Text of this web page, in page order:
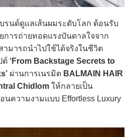
รนด์ดูแลเส้นผมระดับโลก ต้อนรับ
การถ่ายทอดแรงบันดาลใจจาก
ามารถนำไปใช้ได้จริงในชีวิต
ต์ ‘From Backstage Secrets to
ผ่านการเนรมิต BALMAIN HAIR
Chidlom ให้กลายเป็น
นความงามแบบ Effortless Luxury